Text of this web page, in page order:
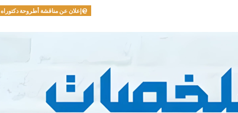
@إعلان عن مناقشة أطروحة دكتوراه